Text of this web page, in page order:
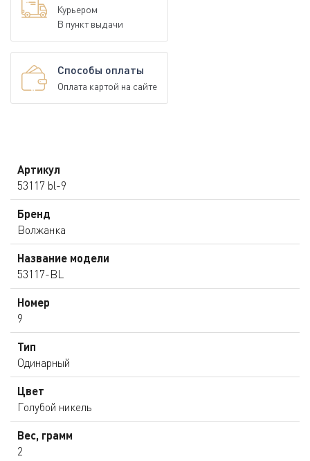
Курьером
В пункт выдачи
Способы оплаты
Оплата картой на сайте
Артикул
53117 bl-9
Бренд
Волжанка
Название модели
53117-BL
Номер
9
Тип
Одинарный
Цвет
Голубой никель
Вес, грамм
2